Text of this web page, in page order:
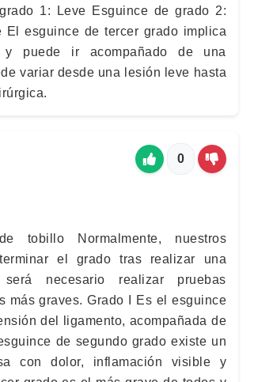
1: Leve Esguince de grado 2:
El esguince de tercer grado implica
puede ir acompañado de una
variar desde una lesión leve hasta
0
Normalmente, nuestros
el grado tras realizar una
necesario realizar pruebas
más graves. Grado I Es el esguince
del ligamento, acompañada de
de segundo grado existe un
con dolor, inflamación visible y